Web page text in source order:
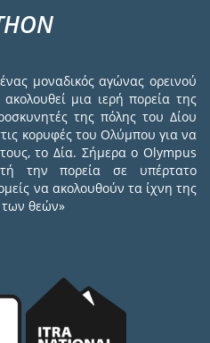
ένας μοναδικός αγώνας ορεινού
μια ιερή πορεία της
της πόλης του Δίου
κορυφές του Ολύμπου για να
το Δία. Σήμερα ο Olympus
την πορεία σε υπέρτατο
να ακολουθούν τα ίχνη της
των θεών»